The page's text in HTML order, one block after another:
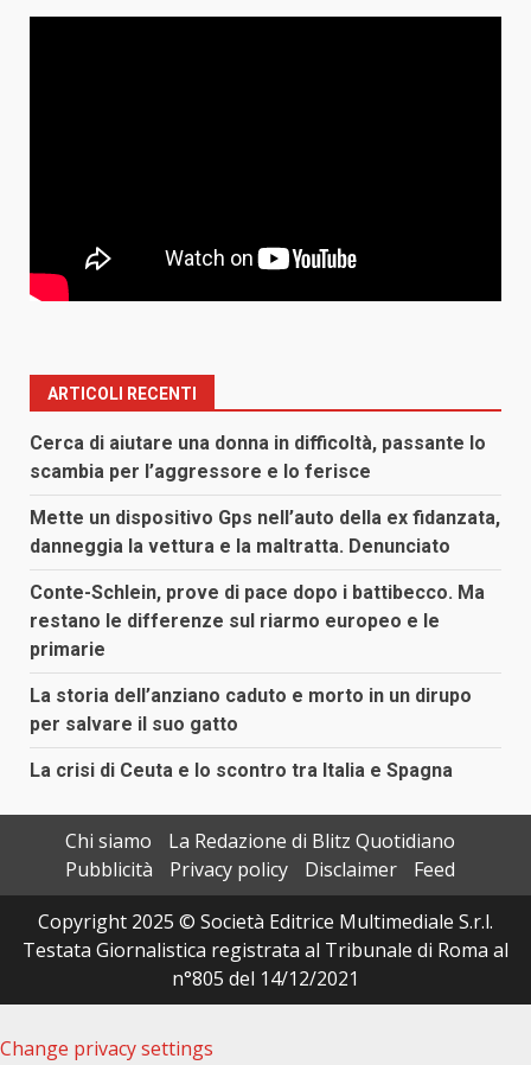
ARTICOLI RECENTI
Cerca di aiutare una donna in difficoltà, passante lo
scambia per l’aggressore e lo ferisce
Mette un dispositivo Gps nell’auto della ex fidanzata,
danneggia la vettura e la maltratta. Denunciato
Conte-Schlein, prove di pace dopo i battibecco. Ma
restano le differenze sul riarmo europeo e le
primarie
La storia dell’anziano caduto e morto in un dirupo
per salvare il suo gatto
La crisi di Ceuta e lo scontro tra Italia e Spagna
Chi siamo
La Redazione di Blitz Quotidiano
Pubblicità
Privacy policy Disclaimer
Feed
Copyright 2025 © Società Editrice Multimediale S.r.l.
Testata Giornalistica registrata al Tribunale di Roma al
n°805 del 14/12/2021
Change privacy settings